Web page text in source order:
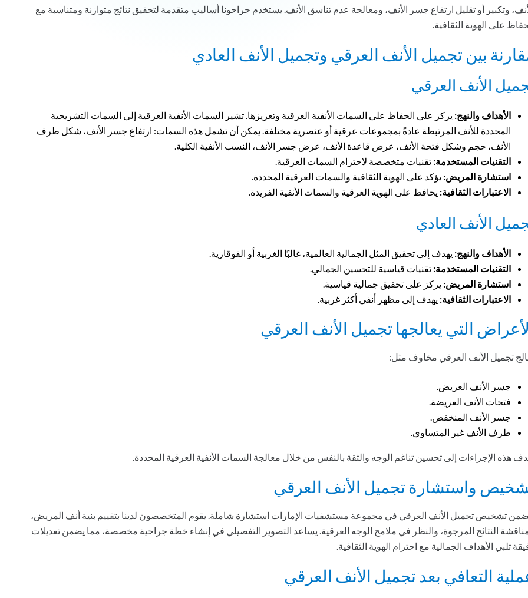
وتكبير أو تقليل ارتفاع جسر الأنف، ومعالجة عدم تناسق الأنف. يستخدم جراحونا أساليب متقدمة لتحقيق نتائج متوازنة ومتناسبة مع
على الهوية الثقافية.
بين تجميل الأنف العرقي وتجميل الأنف العادي
الأنف العرقي
الأهداف والنهج: يركز على الحفاظ على السمات الأنفية العرقية وتعزيزها. تشير السمات الأنفية العرقية إلى السمات التشريحية
المحددة للأنف المرتبطة عادةً بمجموعات عرقية أو عنصرية مختلفة. يمكن أن تشمل هذه السمات: ارتفاع جسر الأنف، شكل طرف
الأنف، حجم وشكل فتحة الأنف، عرض قاعدة الأنف، عرض جسر الأنف، النسب الأنفية الكلية.
التقنيات المستخدمة: تقنيات متخصصة لاحترام السمات العرقية.
استشارة المريض: يؤكد على الهوية الثقافية والسمات العرقية المحددة.
الاعتبارات الثقافية: يحافظ على الهوية العرقية والسمات الأنفية الفريدة.
الأنف العادي
الأهداف والنهج: يهدف إلى تحقيق المثل الجمالية العالمية، غالبًا الغربية أو القوقازية.
التقنيات المستخدمة: تقنيات قياسية للتحسين الجمالي.
استشارة المريض: يركز على تحقيق جمالية قياسية.
الاعتبارات الثقافية: يهدف إلى مظهر أنفي أكثر غربية.
التي يعالجها تجميل الأنف العرقي
تجميل الأنف العرقي مخاوف مثل:
جسر الأنف العريض.
فتحات الأنف العريضة.
جسر الأنف المنخفض.
طرف الأنف غير المتساوي.
هذه الإجراءات إلى تحسين تناغم الوجه والثقة بالنفس من خلال معالجة السمات الأنفية العرقية المحددة.
واستشارة تجميل الأنف العرقي
تشخيص تجميل الأنف العرقي في مجموعة مستشفيات الإمارات استشارة شاملة. يقوم المتخصصون لدينا بتقييم بنية أنف المريض،
النتائج المرجوة، والنظر في ملامح الوجه العرقية. يساعد التصوير التفصيلي في إنشاء خطة جراحية مخصصة، مما يضمن تعديلات
تلبي الأهداف الجمالية مع احترام الهوية الثقافية.
التعافي بعد تجميل الأنف العرقي